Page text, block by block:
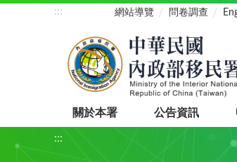
::: 網站導覽 問卷調查
關於本署 公告資訊
:::